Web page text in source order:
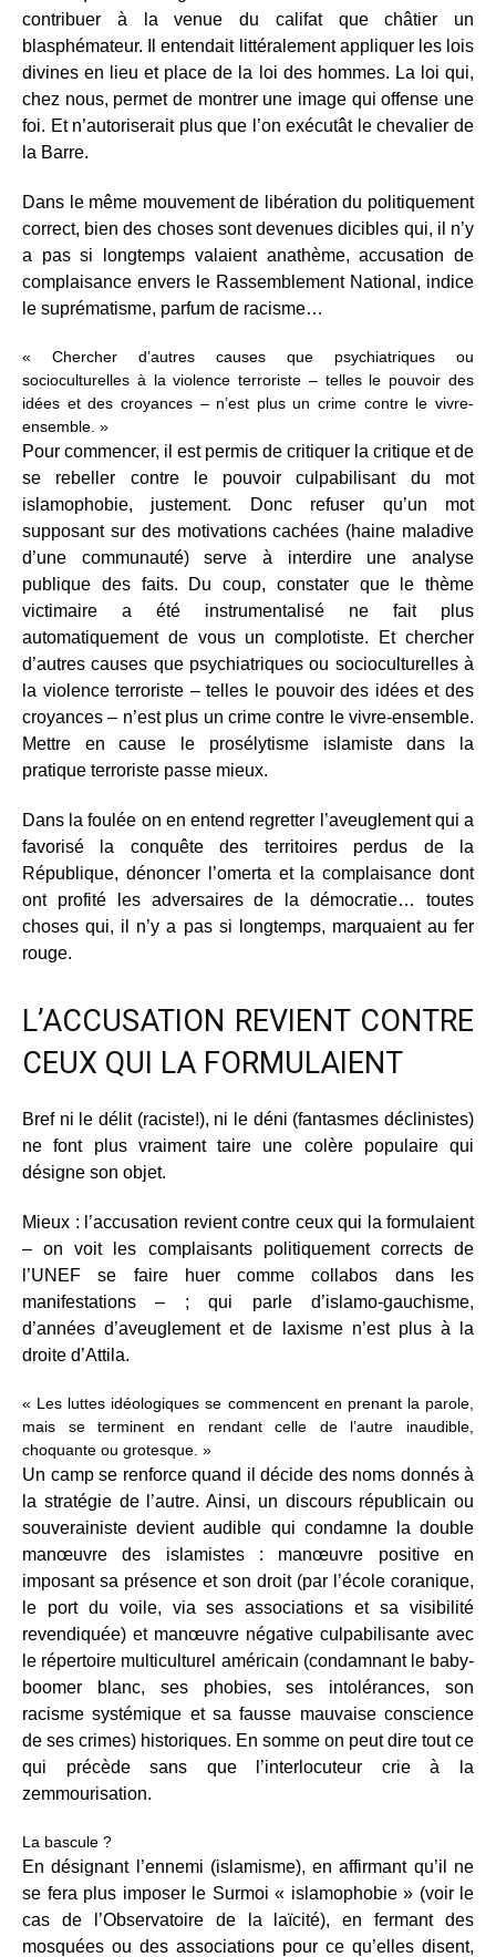
contribuer à la venue du califat que châtier un
blasphémateur. Il entendait littéralement appliquer les lois
divines en lieu et place de la loi des hommes. La loi qui,
chez nous, permet de montrer une image qui offense une
foi. Et n’autoriserait plus que l’on exécutât le chevalier de
la Barre.
Dans le même mouvement de libération du politiquement
correct, bien des choses sont devenues dicibles qui, il n’y
a pas si longtemps valaient anathème, accusation de
complaisance envers le Rassemblement National, indice
le suprématisme, parfum de racisme…
« Chercher d’autres causes que psychiatriques ou
socioculturelles à la violence terroriste – telles le pouvoir des
idées et des croyances – n’est plus un crime contre le vivre-
ensemble. »
Pour commencer, il est permis de critiquer la critique et de
se rebeller contre le pouvoir culpabilisant du mot
islamophobie, justement. Donc refuser qu’un mot
supposant sur des motivations cachées (haine maladive
d’une communauté) serve à interdire une analyse
publique des faits. Du coup, constater que le thème
victimaire a été instrumentalisé ne fait plus
automatiquement de vous un complotiste. Et chercher
d’autres causes que psychiatriques ou socioculturelles à
la violence terroriste – telles le pouvoir des idées et des
croyances – n’est plus un crime contre le vivre-ensemble.
Mettre en cause le prosélytisme islamiste dans la
pratique terroriste passe mieux.
Dans la foulée on en entend regretter l’aveuglement qui a
favorisé la conquête des territoires perdus de la
République, dénoncer l’omerta et la complaisance dont
ont profité les adversaires de la démocratie… toutes
choses qui, il n’y a pas si longtemps, marquaient au fer
rouge.
L’ACCUSATION REVIENT CONTRE
CEUX QUI LA FORMULAIENT
Bref ni le délit (raciste!), ni le déni (fantasmes déclinistes)
ne font plus vraiment taire une colère populaire qui
désigne son objet.
Mieux : l’accusation revient contre ceux qui la formulaient
– on voit les complaisants politiquement corrects de
l’UNEF se faire huer comme collabos dans les
manifestations – ; qui parle d’islamo-gauchisme,
d’années d’aveuglement et de laxisme n’est plus à la
droite d’Attila.
« Les luttes idéologiques se commencent en prenant la parole,
mais se terminent en rendant celle de l’autre inaudible,
choquante ou grotesque. »
Un camp se renforce quand il décide des noms donnés à
la stratégie de l’autre. Ainsi, un discours républicain ou
souverainiste devient audible qui condamne la double
manœuvre des islamistes : manœuvre positive en
imposant sa présence et son droit (par l’école coranique,
le port du voile, via ses associations et sa visibilité
revendiquée) et manœuvre négative culpabilisante avec
le répertoire multiculturel américain (condamnant le baby-
boomer blanc, ses phobies, ses intolérances, son
racisme systémique et sa fausse mauvaise conscience
de ses crimes) historiques. En somme on peut dire tout ce
qui précède sans que l’interlocuteur crie à la
zemmourisation.
La bascule ?
En désignant l’ennemi (islamisme), en affirmant qu’il ne
se fera plus imposer le Surmoi « islamophobie » (voir le
cas de l’Observatoire de la laïcité), en fermant des
mosquées ou des associations pour ce qu’elles disent,